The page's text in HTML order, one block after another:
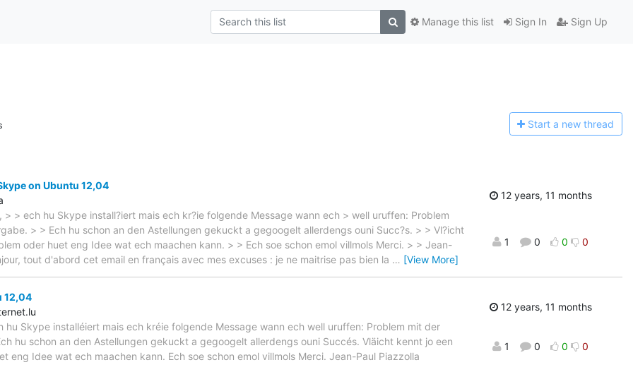
Sign In Sign Up
Manage this list
Start a new thread
on Ubuntu 12,04
> > ech hu Skype install?iert mais ech kr?ie folgende Message wann ech > well uruffen: Problem
> > Ech hu schon an den Astellungen gekuckt a gegoogelt allerdengs ouni Succ?s. > > Vl?icht
oder huet eng Idee wat ech maachen kann. > > Ech soe schon emol villmols Merci. > > Jean-
tout d'abord cet email en français avec mes excuses : je ne maitrise pas bien la … [View More]
12 years, 11 months
1 0 0 0
12,04
hu Skype installéiert mais ech kréie folgende Message wann ech well uruffen: Problem mit der
hu schon an den Astellungen gekuckt a gegoogelt allerdengs ouni Succés. Vläicht kennt jo een
eng Idee wat ech maachen kann. Ech soe schon emol villmols Merci. Jean-Paul Piazzolla
12 years, 11 months
1 0 0 0